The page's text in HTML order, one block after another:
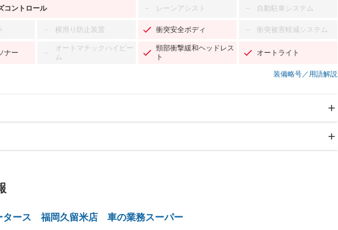
コントロール － レーンアシスト － 自動駐車システム
－ 横滑り防止装置 衝突安全ボディ － 衝突被害軽減システム
ナー －
オートマチックハイビー
ム
頸部衝撃緩和ヘッドレス
ト
オートライト
装備略号／用語解説
席/助手席/サイド
トコントロール
－ 100V電源 －
またはCDチェンジャー／ミュージック
可／ミュージックサーバー
革シート － ハーフレザーシート
タース 福岡久留米店 車の業務スーパー